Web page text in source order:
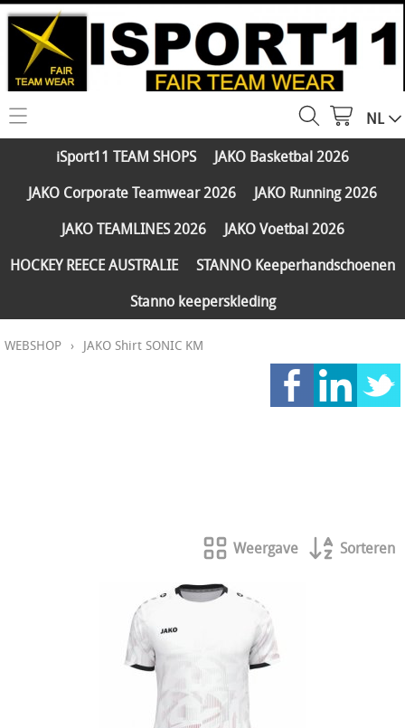
HOME
WEBSHOP
JAKO Running 2026
JAKO TEAMLINES 2026
PARTNERS
Klantengroepen
CONTACT
NL
iSport11 TEAM SHOPS
JAKO Basketbal 2026
JAKO Corporate Teamwear 2026
JAKO Running 2026
JAKO TEAMLINES 2026
JAKO Voetbal 2026
HOCKEY REECE AUSTRALIE
STANNO Keeperhandschoenen
Stanno keeperskleding
WEBSHOP › JAKO Shirt SONIC KM
Weergave Sorteren